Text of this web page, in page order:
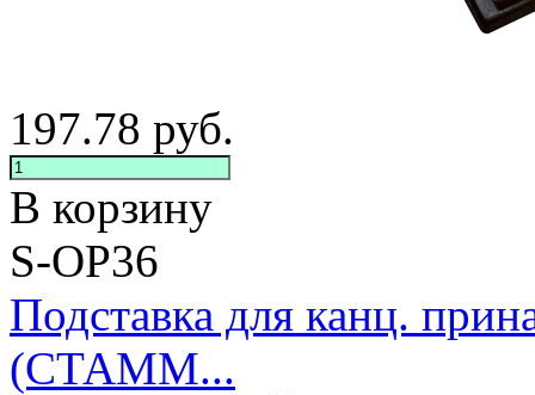
197.78 руб.
В корзину
S-ОР36
Подставка для канц.
(СТАММ...